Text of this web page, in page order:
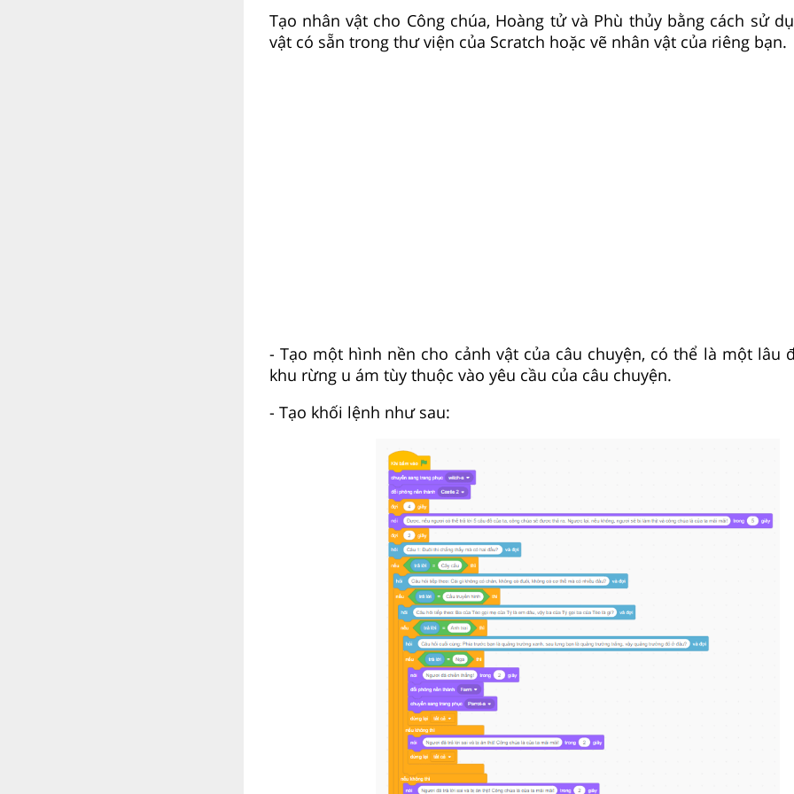
Tạo nhân vật cho Công chúa, Hoàng tử và Phù thủy bằng cách sử
vật có sẵn trong thư viện của Scratch hoặc vẽ nhân vật của riêng bạn.
- Tạo một hình nền cho cảnh vật của câu chuyện, có thể là một lâu
khu rừng u ám tùy thuộc vào yêu cầu của câu chuyện.
- Tạo khối lệnh như sau: